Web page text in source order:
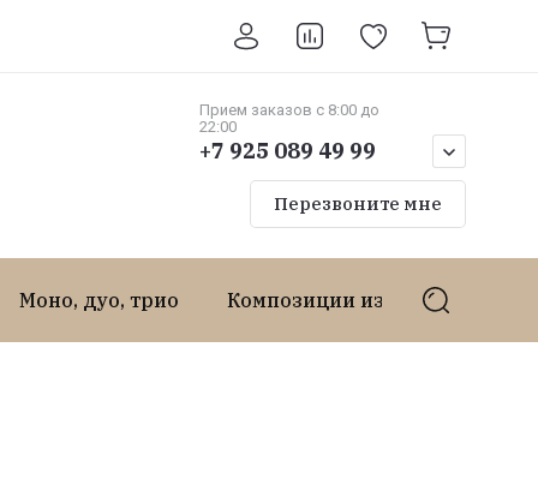
Прием заказов с 8:00 до
22:00
+7 925 089 49 99
Перезвоните мне
Моно, дуо, трио Композиции из цветов